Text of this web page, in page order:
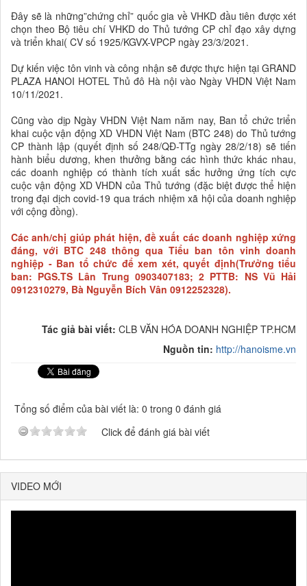
Đây sẽ là những”chứng chỉ” quốc gia về VHKD đầu tiên được xét
chọn theo Bộ tiêu chí VHKD do Thủ tướng CP chỉ đạo xây dựng
và triển khai( CV số 1925/KGVX-VPCP ngày 23/3/2021.
Dự kiến việc tôn vinh và công nhận sẽ được thực hiện tại GRAND
PLAZA HANOI HOTEL Thủ đô Hà nội vào Ngày VHDN Việt Nam
10/11/2021.
Cũng vào dịp Ngày VHDN Việt Nam năm nay, Ban tổ chức triển
khai cuộc vận động XD VHDN Việt Nam (BTC 248) do Thủ tướng
CP thành lập (quyết định số 248/QĐ-TTg ngày 28/2/18) sẽ tiến
hành biểu dương, khen thưởng bằng các hình thức khác nhau,
các doanh nghiệp có thành tích xuất sắc hưởng ứng tích cực
cuộc vận động XD VHDN của Thủ tướng (đặc biệt được thể hiện
trong đại dịch covid-19 qua trách nhiệm xã hội của doanh nghiệp
với cộng đồng).
Các anh/chị giúp phát hiện, đề xuất các doanh nghiệp xứng
đáng, với BTC 248 thông qua Tiểu ban tôn vinh doanh
nghiệp - Ban tổ chức để xem xét, quyết định(Trưởng tiểu
ban: PGS.TS Lân Trung 0903407183; 2 PTTB: NS Vũ Hải
0912310279, Bà Nguyễn Bích Vân 0912252328).
Tác giả bài viết: CLB VĂN HÓA DOANH NGHIỆP TP.HCM
Nguồn tin: http://hanoisme.vn
Tổng số điểm của bài viết là: 0 trong 0 đánh giá
Click để đánh giá bài viết
VIDEO MỚI